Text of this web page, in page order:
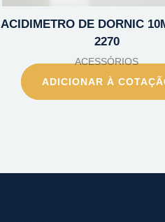
ACIDIMETRO DE DORNIC
2270
ACESSÓRIOS
ADICIONAR À